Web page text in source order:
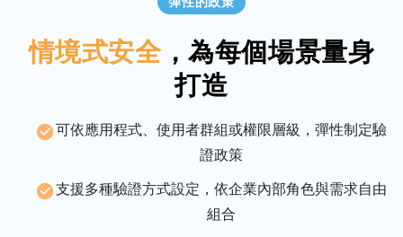
情境式安全，為每個場景量身
打造
可依應用程式、使用者群組或權限層級，彈性制定驗
證政策
支援多種驗證方式設定，依企業內部角色與需求自由
組合